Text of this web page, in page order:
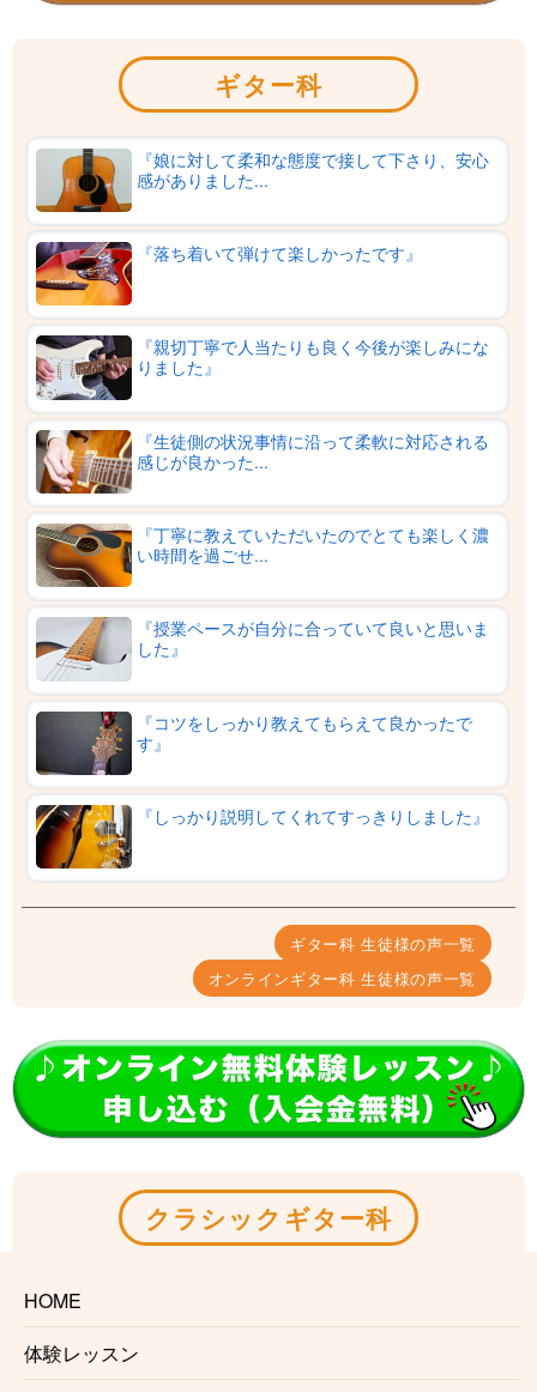
HOME
体験レッスン
ギター科
『娘に対して柔和な態度で接して下さり、安心
感がありました...
『落ち着いて弾けて楽しかったです』
『親切丁寧で人当たりも良く今後が楽しみにな
りました』
『生徒側の状況事情に沿って柔軟に対応される
感じが良かった...
『丁寧に教えていただいたのでとても楽しく濃
い時間を過ごせ...
『授業ペースが自分に合っていて良いと思いま
した』
『コツをしっかり教えてもらえて良かったで
す』
『しっかり説明してくれてすっきりしました』
ギター科 生徒様の声一覧
オンラインギター科 生徒様の声一覧
クラシックギター科